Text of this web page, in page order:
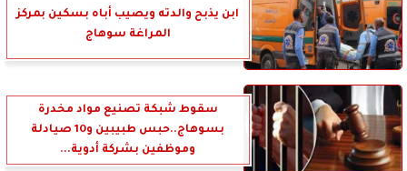
ابن يذبح والدته ويصيب أباه بسكين بمركز
المراغة سوهاج
سقوط شبكة تصنيع مواد مخدرة
بسوهاج..حبس طبيبين و10 صيادلة
وموظفين بشركة أدوية...